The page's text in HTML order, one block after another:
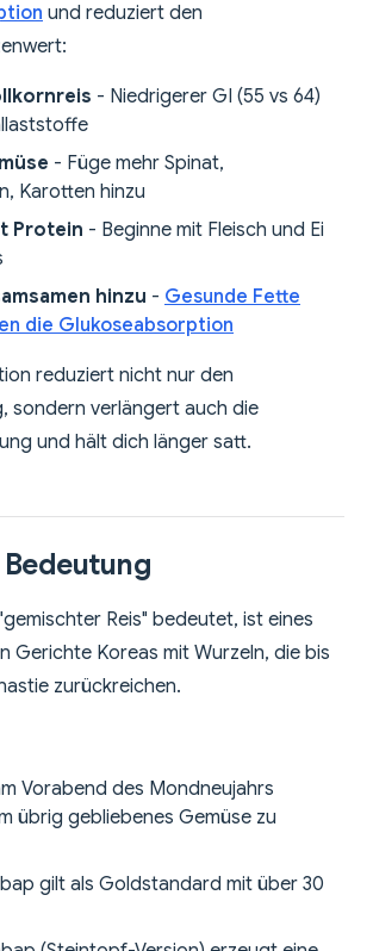
und reduziert den
- Niedrigerer GI (55 vs 64)
- Füge mehr Spinat,
Karotten hinzu
Protein - Beginne mit Fleisch und Ei
hinzu - Gesunde Fette
die Glukoseabsorption
reduziert nicht nur den
sondern verlängert auch die
und hält dich länger satt.
Reis" bedeutet, ist eines
Gerichte Koreas mit Wurzeln, die bis
zurückreichen.
Vorabend des Mondneujahrs
übrig gebliebenes Gemüse zu
gilt als Goldstandard mit über 30